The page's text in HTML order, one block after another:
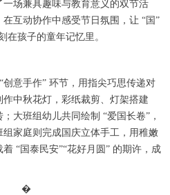
场兼具趣味与教育意义的双节活
互动协作中感受节日氛围，让 “国”
在孩子的童年记忆里。​
意手作” 环节，用指尖巧思传递对
中秋花灯，彩纸裁剪、灯架搭建
大班组幼儿共同绘制 “爱国长卷”，
家庭则完成国庆立体手工，用稚嫩
“国泰民安”“花好月圆” 的期许，成
�